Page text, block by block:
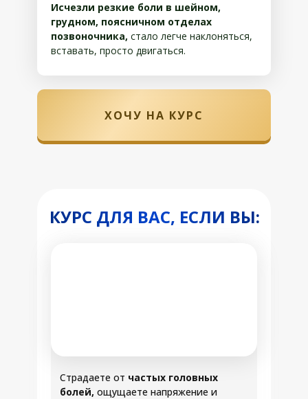
ХОЧУ НА КУРС
Исчезли резкие боли в шейном,
грудном, поясничном отделах
позвоночника, стало легче наклоняться,
вставать, просто двигаться.
КУРС ДЛЯ ВАС, ЕСЛИ ВЫ:
Страдаете от частых головных
болей, ощущаете напряжение и